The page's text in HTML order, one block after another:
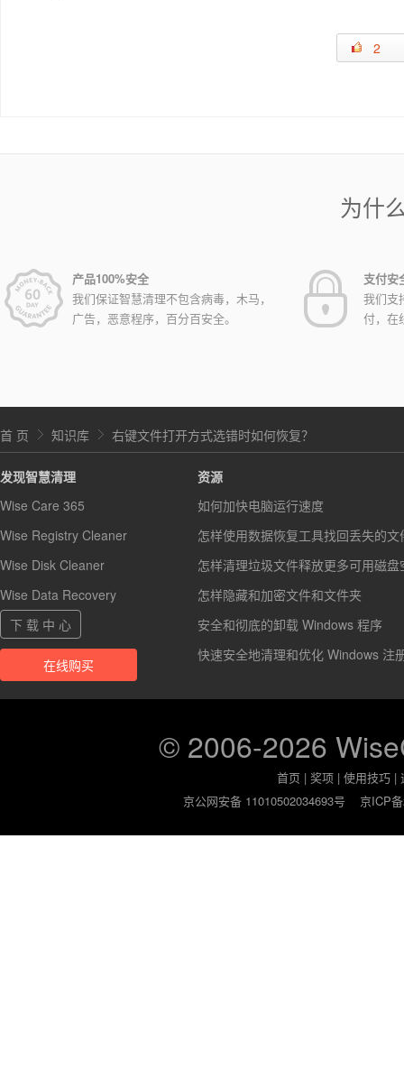
2
为什
产品100%安全
我们保证智慧清理不包含病毒，木马，
广告，恶意程序，百分百安全。
支付安
我们支
付，在
首 页 知识库 右键文件打开方式选错时如何恢复？
发现智慧清理
Wise Care 365
Wise Registry Cleaner
Wise Disk Cleaner
Wise Data Recovery
下 载 中 心
在线购买
资源
如何加快电脑运行速度
怎样使用数据恢复工具找回丢失的文
怎样清理垃圾文件释放更多可用磁盘
怎样隐藏和加密文件和文件夹
安全和彻底的卸载 Windows 程序
快速安全地清理和优化 Windows 注
© 2006-2026
首页 |奖项 |使用技巧 |
京公网安备 11010502034693号
京ICP